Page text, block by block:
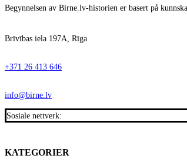
Begynnelsen av Birne.lv-historien er basert på
Brīvības iela 197A, Rīga
+371 26 413 646
info@birne.lv
Sosiale nettverk:
KATEGORIER